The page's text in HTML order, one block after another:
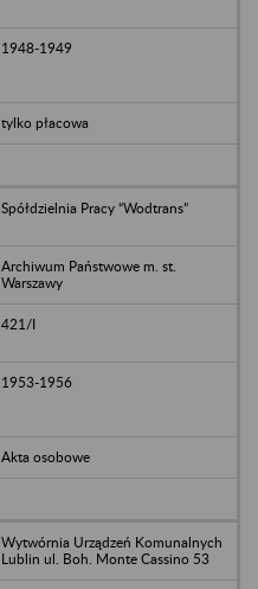
1948-1949
tylko płacowa
Spółdzielnia Pracy “Wodtrans”
Archiwum Państwowe m. st.
Warszawy
421/I
1953-1956
Akta osobowe
Wytwórnia Urządzeń Komunalnych
Lublin ul. Boh. Monte Cassino 53